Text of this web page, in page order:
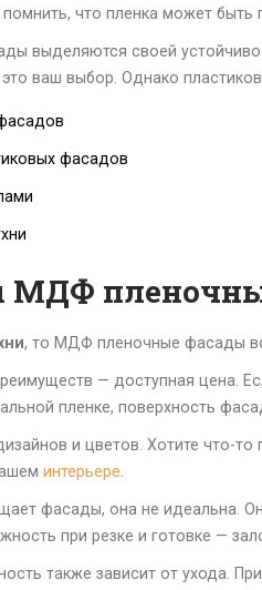
что пленка может
выделяются своей
ваш выбор. Однако
фасадов
, то МДФ пленочные фасады
— доступная цена.
пленке, поверхность
и цветов. Хотите что-
интерьере.
фасады, она не идеальна.
при резке и готовке —
также зависит от ухода.